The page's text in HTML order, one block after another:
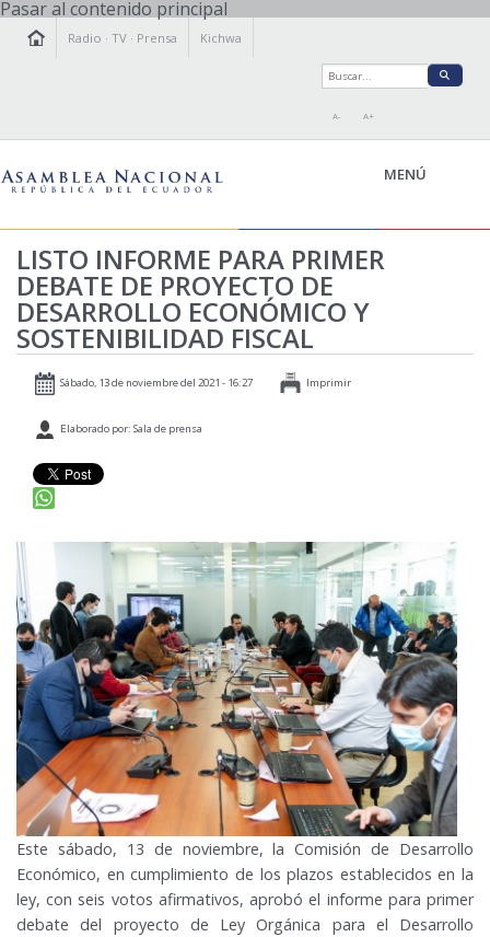
Pasar al contenido principal
Radio ·TV · Prensa Kichwa
A- A+
MENÚ
LA ASAMBLEA
LEGISLAMOS
FISCALIZAMOS
TRANSPARENCIA
PARTICIPACIÓN
RELACIONES INTERNACIONALES
AGENDA
LISTO INFORME PARA PRIMER
DEBATE DE PROYECTO DE
DESARROLLO ECONÓMICO Y
SOSTENIBILIDAD FISCAL
Sábado, 13 de noviembre del 2021 - 16:27 Imprimir
Elaborado por: Sala de prensa
Este sábado, 13 de noviembre, la Comisión de Desarrollo
Económico, en cumplimiento de los plazos establecidos en la
ley, con seis votos afirmativos, aprobó el informe para primer
debate del proyecto de Ley Orgánica para el Desarrollo